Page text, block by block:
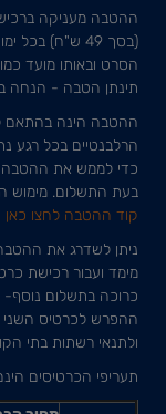
ההטבה מעניקה
(בסך 49 ש"ח)
הסרט ובאותו מועד
תינתן הטבה - הנחה
ההטבה הינה בהתאם
הרלבנטיים בכל רגע
כדי לממש את ההטבה
בעת התשלום. מימוש
קוד ההטבה לחצו כאן
ניתן לשדרג את
מימד ועבור רכישת
כרוכה בתשלום נוסף-
ההפרש לכרטיס השני
ולתנאי רשתות בתי
תעריפי הכרטיסים